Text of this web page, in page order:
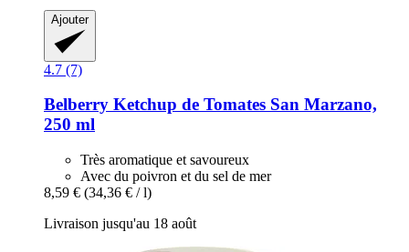
Ajouter
4.7 (7)
Belberry Ketchup de Tomates San Marzano,
250 ml
Très aromatique et savoureux
Avec du poivron et du sel de mer
8,59 € (34,36 € / l)
Livraison jusqu'au 18 août